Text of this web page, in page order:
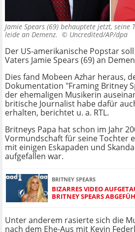
Jamie Spears (69) behauptete jetzt, seine
leide an Demenz. © Uncredited/AP/dpa
Der US-amerikanische Popstar
Vaters Jamie Spears (69) an
Dies fand Mobeen Azhar heraus,
Dokumentation "Framing Britney
der ehemaligen Musikerin
britische Journalist habe dafür
erhalten, berichtet u. a. RTL.
Britneys Papa hat schon im Jahr
Vormundschaft für seine Tochter
mit einigen Eskapaden und
aufgefallen war.
BRITNEY SPEARS
BIZARRES VIDEO
BRITNEY SPEARS
Unter anderem rasierte sich die
nach dem Ehe-Aus mit Kevin